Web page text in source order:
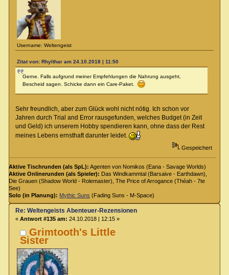
Username: Weltengeist
Zitat von: Rhylthar am 24.10.2018 | 11:50
Gerne. Falls aufgrund meiner Empfehlungen die Nahrung ausgeht,
Bescheid sagen. Schicke dann ein Care-Paket.
Sehr freundlich, aber zum Glück wohl nicht nötig. Ich schon vor
Jahren durch Trial and Error rausgefunden, welches Budget (in Zeit
und Geld) ich unserem Hobby spendieren kann, ohne dass der Rest
meines Lebens ernsthaft darunter leidet.
Gespeichert
Aktive Tischrunden (als SpL): Agenten von Nomikos (Eana - Savage Worlds)
Aktive Onlinerunden (als Spieler): Das Windkammtal (Barsaive - Earthdawn),
Die Grauen (Shadow World - Rolemaster), The Price of Arrogance (Théah - 7te
See)
Solo (in Planung): Mythic Suns (Fading Suns - M-Space)
Grimtooth's Little
Sister
Re: Weltengeists Abenteuer-Rezensionen
« Antwort #135 am: 24.10.2018 | 12:15 »